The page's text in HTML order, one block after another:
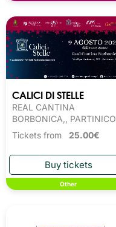
CALICI DI STELLE
REAL CANTINA
BORBONICA,, PARTINICO
Tickets from 25.00€
Other